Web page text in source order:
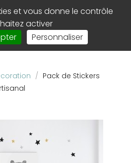
/ Pack de Stickers
et vous donne le contrôle
activer
Personnaliser